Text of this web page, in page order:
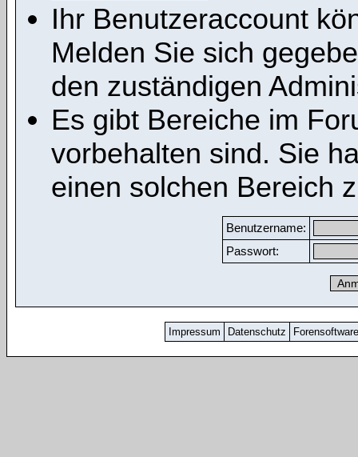
Ihr Benutzeraccount
Melden Sie sich
den zuständigen
Es gibt Bereiche im
vorbehalten sind. Sie
einen solchen Bereich
Benutzername:
Passwort:
Impressum Datenschutz